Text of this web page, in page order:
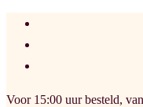
Voor 15:00 uur besteld,